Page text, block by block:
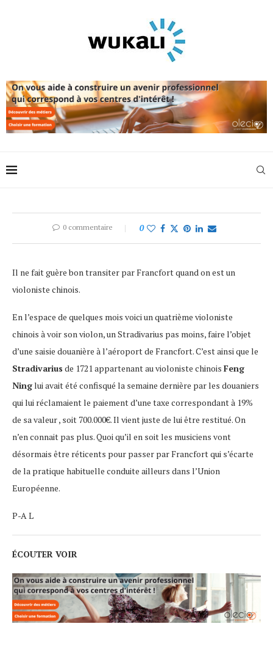
0 commentaire 0
Il ne fait guère bon transiter par Francfort quand on est un
violoniste chinois.
En l’espace de quelques mois voici un quatrième violoniste
chinois à voir son violon, un Stradivarius pas moins, faire l’objet
d’une saisie douanière à l’aéroport de Francfort. C’est ainsi que le
Stradivarius de 1721 appartenant au violoniste chinois Feng
Ninglui avait été confisqué la semaine dernière par les douaniers
qui lui réclamaient le paiement d’une taxe correspondant à 19%
de sa valeur , soit 700.000€. Il vient juste de lui être restitué. On
n’en connait pas plus. Quoi qu’il en soit les musiciens vont
désormais être réticents pour passer par Francfort qui s’écarte
de la pratique habituelle conduite ailleurs dans l’Union
Européenne.
P-A L
ÉCOUTER VOIR